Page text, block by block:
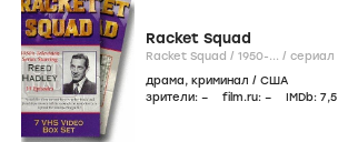
Racket Squad
Racket Squad / 1950-... / сериал
драма, криминал / США
зрители: – film.ru: – IMDb: 7,5